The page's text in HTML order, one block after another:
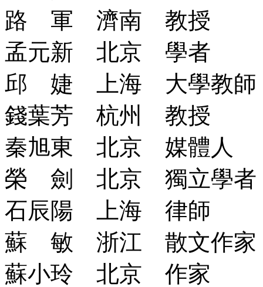
路 軍 濟南 教授
孟元新 北京 學者
邱 婕 上海 大學教師
錢葉芳 杭州 教授
秦旭東 北京 媒體人
榮 劍 北京 獨立學者
石辰陽 上海 律師
蘇 敏 浙江 散文作家
蘇小玲 北京 作家